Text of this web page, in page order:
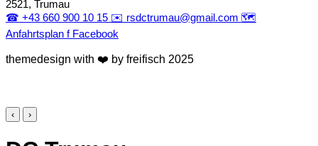
2521, Trumau
☎ +43 660 900 10 15 ✉️ rsdctrumau@gmail.com 🗺️
Anfahrtsplan fFacebook
themedesign with ❤️ by freifisch 2025
‹ ›